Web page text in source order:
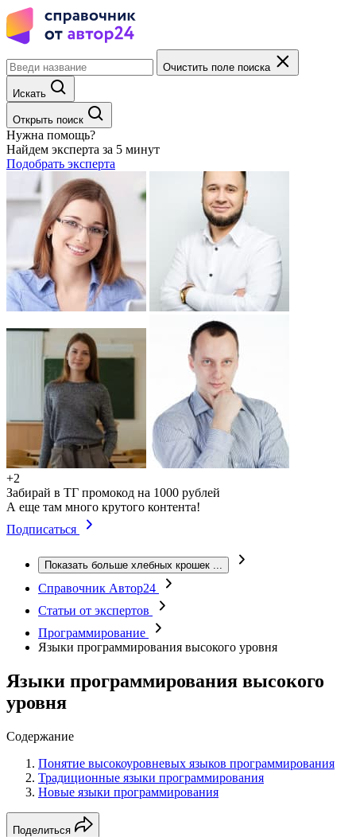
Очистить поле поиска
Искать
Открыть поиск
Нужна помощь?
Найдем эксперта за 5 минут
Подобрать эксперта
+2
Забирай в ТГ промокод на 1000 рублей
А еще там много крутого контента!
Подписаться
Показать больше хлебных крошек ...
Справочник Автор24
Статьи от экспертов
Программирование
Языки программирования высокого уровня
Языки программирования высокого
уровня
Содержание
Понятие высокоуровневых языков программирования
Традиционные языки программирования
Новые языки программирования
Поделиться